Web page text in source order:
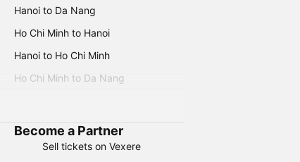
Hanoi to Da Nang
Ho Chi Minh to Hanoi
Hanoi to Ho Chi Minh
Ho Chi Minh to Da Nang
Become a Partner
Sell tickets on Vexere